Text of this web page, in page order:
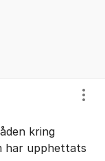
kring
har upphettats